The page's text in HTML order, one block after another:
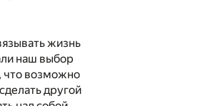
жизнь
наш выбор
что возможно
другой